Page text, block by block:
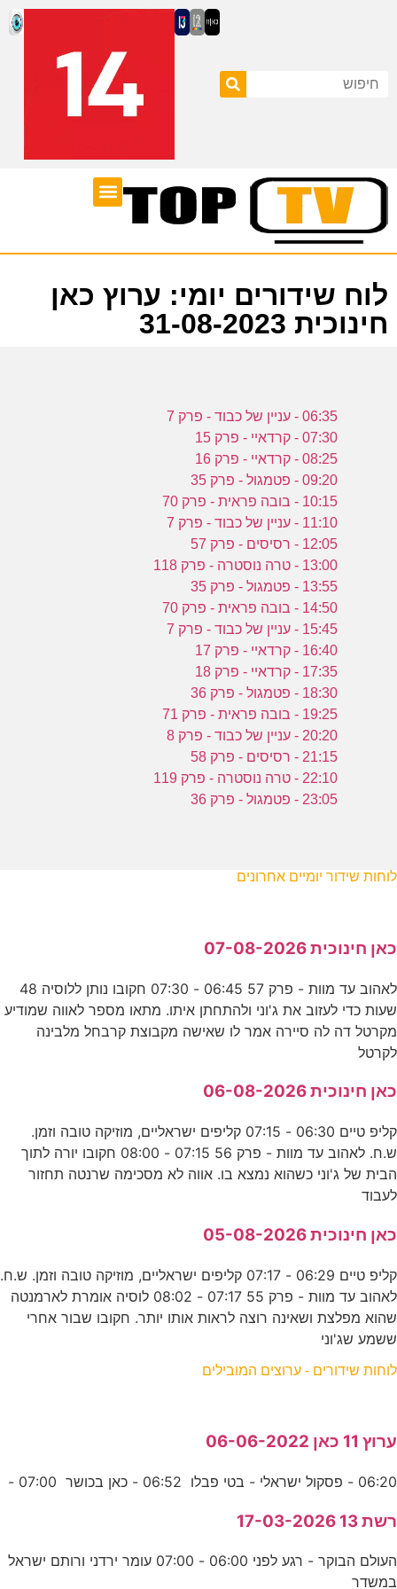
לוח שידורים יומי: ערוץ כאן
חינוכית 31-08-2023
06:35 - עניין של כבוד - פרק 7
07:30 - קרדאיי - פרק 15
08:25 - קרדאיי - פרק 16
09:20 - פטמגול - פרק 35
10:15 - בובה פראית - פרק 70
11:10 - עניין של כבוד - פרק 7
12:05 - רסיסים - פרק 57
13:00 - טרה נוסטרה - פרק 118
13:55 - פטמגול - פרק 35
14:50 - בובה פראית - פרק 70
15:45 - עניין של כבוד - פרק 7
16:40 - קרדאיי - פרק 17
17:35 - קרדאיי - פרק 18
18:30 - פטמגול - פרק 36
19:25 - בובה פראית - פרק 71
20:20 - עניין של כבוד - פרק 8
21:15 - רסיסים - פרק 58
22:10 - טרה נוסטרה - פרק 119
23:05 - פטמגול - פרק 36
לוחות שידור יומיים אחרונים
כאן חינוכית 07-08-2026
לאהוב עד מוות - פרק 57 06:45 - 07:30 חקובו נותן ללוסיה 48
שעות כדי לעזוב את ג'וני ולהתחתן איתו. מתאו מספר לאווה שמודיע
מקרטל דה לה סיירה אמר לו שאישה מקבוצת קרבחל מלבינה
לקרטל
כאן חינוכית 06-08-2026
קליפ טיים 06:30 - 07:15 קליפים ישראליים, מוזיקה טובה וזמן.
ש.ח. לאהוב עד מוות - פרק 56 07:15 - 08:00 חקובו יורה לתוך
הבית של ג'וני כשהוא נמצא בו. אווה לא מסכימה שרנטה תחזור
לעבוד
כאן חינוכית 05-08-2026
קליפ טיים 06:29 - 07:17 קליפים ישראליים, מוזיקה טובה וזמן. ש.ח.
לאהוב עד מוות - פרק 55 07:17 - 08:02 לוסיה אומרת לארמנטה
שהוא מפלצת ושאינה רוצה לראות אותו יותר. חקובו שבור אחרי
ששמע שג'וני
לוחות שידורים - ערוצים המובילים
ערוץ 11 כאן 06-06-2022
06:20 - פסקול ישראלי - בטי פבלו 06:52 - כאן בכושר 07:00 -
רשת 13 17-03-2026
העולם הבוקר - רגע לפני 06:00 - 07:00 עומר ירדני ורותם ישראל
במשדר